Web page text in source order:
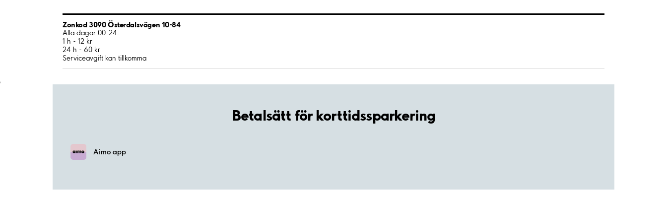
Zonkod 3090 Österdalsvägen 10-84
Alla dagar 00-24:
1 h - 12 kr
24 h - 60 kr
Serviceavgift kan tillkomma
;
Betalsätt för korttidssparkering
Aimo app